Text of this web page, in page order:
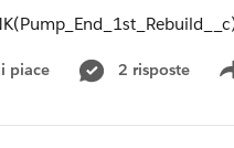
piace 2 risposte